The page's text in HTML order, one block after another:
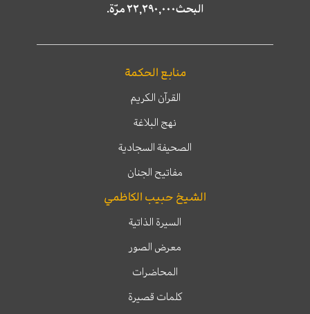
البحث٢٢,٢٩٠,٠٠٠ مرّة.
منابع الحكمة
القرآن الكريم
نهج البلاغة
الصحيفة السجادية
مفاتيح الجنان
الشيخ حبيب الكاظمي
السيرة الذاتية
معرض الصور
المحاضرات
كلمات قصيرة